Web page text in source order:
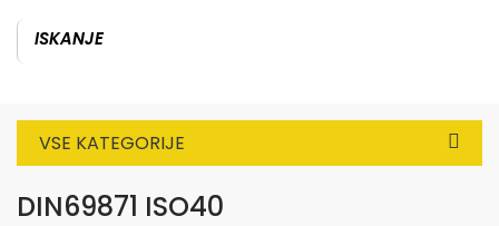
VSE KATEGORIJE
DIN69871 ISO40